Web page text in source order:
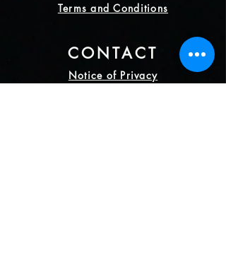
Terms and Conditions
CONTACT
Notice of Privacy